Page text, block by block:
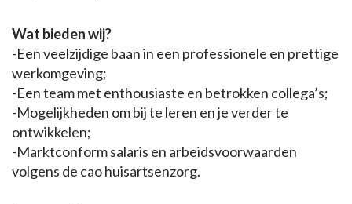
Wat bieden wij?
-Een veelzijdige baan in een professionele en prettige
werkomgeving;
-Een team met enthousiaste en betrokken collega’s;
-Mogelijkheden om bij te leren en je verder te
ontwikkelen;
-Marktconform salaris en arbeidsvoorwaarden
volgens de cao huisartsenzorg.